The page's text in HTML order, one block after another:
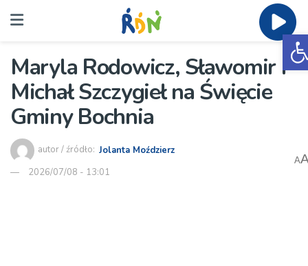
Maryla Rodowicz, Sławomir i
Michał Szczygieł na Święcie
Gminy Bochnia
autor / źródło: Jolanta Moździerz
2026/07/08 - 13:01
A